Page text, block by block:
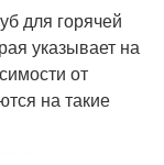
для горячей
указывает на
от
на такие